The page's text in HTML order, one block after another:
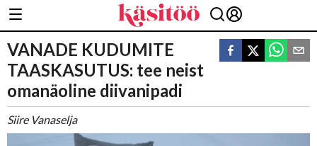
VANADE KUDUMITE
TAASKASUTUS: tee neist
omanäoline diivanipadi
Siire Vanaselja